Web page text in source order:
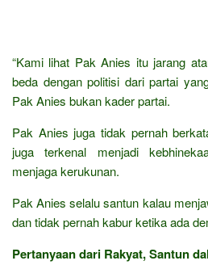
“Kami lihat Pak Anies itu jarang
beda dengan politisi dari partai
Pak Anies bukan kader partai.
Pak Anies juga tidak pernah
juga terkenal menjadi
menjaga kerukunan.
Pak Anies selalu santun kalau
dan tidak pernah kabur ketika ada
Pertanyaan dari Rakyat, Santun